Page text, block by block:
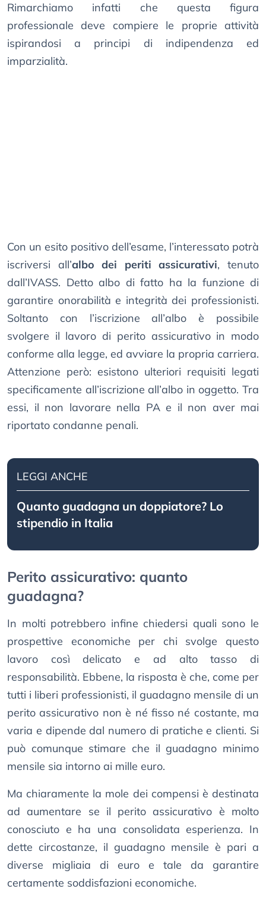
Rimarchiamo infatti che questa figura
professionale deve compiere le proprie attività
ispirandosi a principi di indipendenza ed
imparzialità.
Con un esito positivo dell’esame, l’interessato potrà
iscriversi all’albo dei periti assicurativi, tenuto
dall’IVASS. Detto albo di fatto ha la funzione di
garantire onorabilità e integrità dei professionisti.
Soltanto con l’iscrizione all’albo è possibile
svolgere il lavoro di perito assicurativo in modo
conforme alla legge, ed avviare la propria carriera.
Attenzione però: esistono ulteriori requisiti legati
specificamente all’iscrizione all’albo in oggetto. Tra
essi, il non lavorare nella PA e il non aver mai
riportato condanne penali.
LEGGI ANCHE
Quanto guadagna un doppiatore? Lo
stipendio in Italia
Perito assicurativo: quanto
guadagna?
In molti potrebbero infine chiedersi quali sono le
prospettive economiche per chi svolge questo
lavoro così delicato e ad alto tasso di
responsabilità. Ebbene, la risposta è che, come per
tutti i liberi professionisti, il guadagno mensile di un
perito assicurativo non è né fisso né costante, ma
varia e dipende dal numero di pratiche e clienti. Si
può comunque stimare che il guadagno minimo
mensile sia intorno ai mille euro.
Ma chiaramente la mole dei compensi è destinata
ad aumentare se il perito assicurativo è molto
conosciuto e ha una consolidata esperienza. In
dette circostanze, il guadagno mensile è pari a
diverse migliaia di euro e tale da garantire
certamente soddisfazioni economiche.